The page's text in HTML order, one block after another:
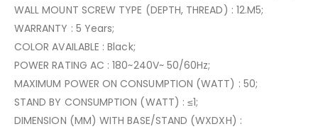
WALL MOUNT SCREW TYPE (DEPTH, THREAD) : 12.M5;
WARRANTY : 5 Years;
COLOR AVAILABLE : Black;
POWER RATING AC : 180~240V~ 50/60Hz;
MAXIMUM POWER ON CONSUMPTION (WATT) : 50;
STAND BY CONSUMPTION (WATT) : ≤1;
DIMENSION (MM) WITH BASE/STAND (WXDXH) :